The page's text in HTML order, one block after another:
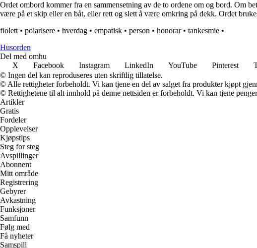
Ordet ombord kommer fra en sammensetning av de to ordene om og bord. Om
være på et skip eller en båt, eller rett og slett å være omkring på dekk. Ordet
fiolett • polarisere • hverdag • empatisk • person • honorar• tankesmie •
Husorden
Del med omhu
X
Facebook Instagram LinkedIn YouTube Pinterest
© Ingen del kan reproduseres uten skriftlig tillatelse.
© Alle rettigheter forbeholdt. Vi kan tjene en del av salget fra produkter kjøpt
© Rettighetene til alt innhold på denne nettsiden er forbeholdt. Vi kan tjene
Artikler
Gratis
Fordeler
Opplevelser
Kjøpstips
Steg for steg
Avspillinger
Abonnent
Mitt område
Registrering
Gebyrer
Avkastning
Funksjoner
Samfunn
Følg med
Få nyheter
Samspill